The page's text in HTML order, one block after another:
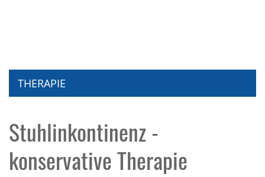
THERAPIE
Stuhlinkontinenz -
konservative Therapie